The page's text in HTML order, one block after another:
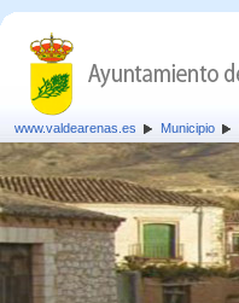
www.valdearenas.es Municipio